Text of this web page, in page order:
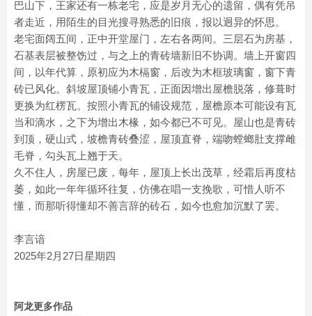
巴山下，王家还有一栋老宅，应是岁月无心的遗留，偶有凭吊
者走近，用陌生的目光搜寻熟悉的旧痕，报以迥异的怀思。
老宅面阔五间，正中开堂屋门，左右各两间。三层石为房基，
石基表层被整饬过，与之上的青砖墙新旧不协调。墙上开窗四
间，以年代算，原初应为木槅窗，后改为木框玻璃窗，窗下青
砖已风化。斜坡屋顶铺小青瓦，正面因增出屋檐脱落，修葺时
更换为红楞瓦。按照小青瓦的铺设规范，屋檐原本可能设有瓦
当和滴水，之下为增出木椽，如今都已不可见。屋山也是青砖
到顶，硬山式，坡檐青砖叠涩，屋顶直脊，端吻螳螂肚支撑雌
毛脊，勾头瓦上翘于天。
久不住人，房屋已废，每年，屋顶上长出茂草，经霜后再度枯
萎，如此一年年循环往复，仿佛在唱一支挽歌，可惜人听不
懂，而那听得懂却不善言辞的砖石，如今也愈加沉默了罢。
李言谙
2025年2月27日星期四
阿龙更多作品